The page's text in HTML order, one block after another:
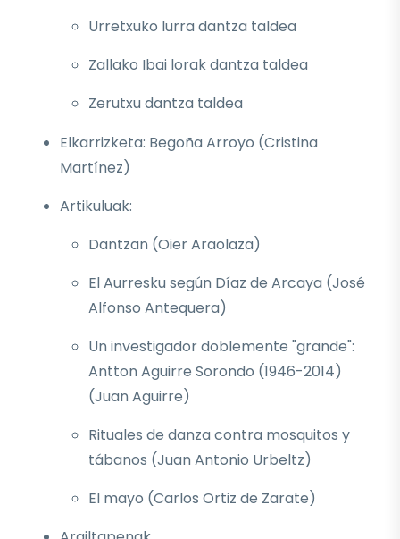
Urretxuko lurra dantza taldea
Zallako Ibai lorak dantza taldea
Zerutxu dantza taldea
Elkarrizketa: Begoña Arroyo (Cristina
Martínez)
Artikuluak:
Dantzan (Oier Araolaza)
El Aurresku según Díaz de Arcaya (José
Alfonso Antequera)
Un investigador doblemente "grande":
Antton Aguirre Sorondo (1946-2014)
(Juan Aguirre)
Rituales de danza contra mosquitos y
tábanos (Juan Antonio Urbeltz)
El mayo (Carlos Ortiz de Zarate)